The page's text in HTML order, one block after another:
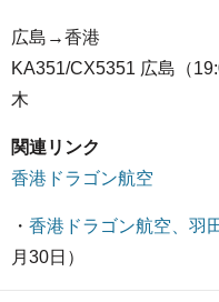
広島→香港
KA351/CX5351 広島（
木
関連リンク
香港ドラゴン航空
・ 香港ドラゴン航空、
月30日）